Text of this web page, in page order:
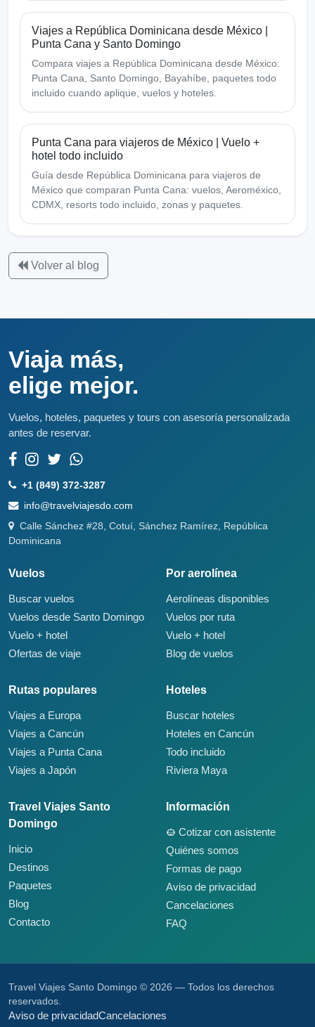
Viajes a República Dominicana desde México |
Punta Cana y Santo Domingo
Compara viajes a República Dominicana desde México:
Punta Cana, Santo Domingo, Bayahíbe, paquetes todo
incluido cuando aplique, vuelos y hoteles.
Punta Cana para viajeros de México | Vuelo +
hotel todo incluido
Guía desde República Dominicana para viajeros de
México que comparan Punta Cana: vuelos, Aeroméxico,
CDMX, resorts todo incluido, zonas y paquetes.
Volver al blog
Viaja más,
elige mejor.
Vuelos, hoteles, paquetes y tours con asesoría personalizada
antes de reservar.
+1 (849) 372-3287
info@travelviajesdo.com
Calle Sánchez #28, Cotuí, Sánchez Ramírez, República
Dominicana
Vuelos
Buscar vuelos
Vuelos desde Santo Domingo
Vuelo + hotel
Ofertas de viaje
Por aerolínea
Aerolíneas disponibles
Vuelos por ruta
Vuelo + hotel
Blog de vuelos
Rutas populares
Viajes a Europa
Viajes a Cancún
Viajes a Punta Cana
Viajes a Japón
Hoteles
Buscar hoteles
Hoteles en Cancún
Todo incluido
Riviera Maya
Travel Viajes Santo
Domingo
Inicio
Destinos
Paquetes
Blog
Contacto
Información
Cotizar con asistente
Quiénes somos
Formas de pago
Aviso de privacidad
Cancelaciones
FAQ
Travel Viajes Santo Domingo © 2026 — Todos los derechos
reservados.
Aviso de privacidadCancelaciones